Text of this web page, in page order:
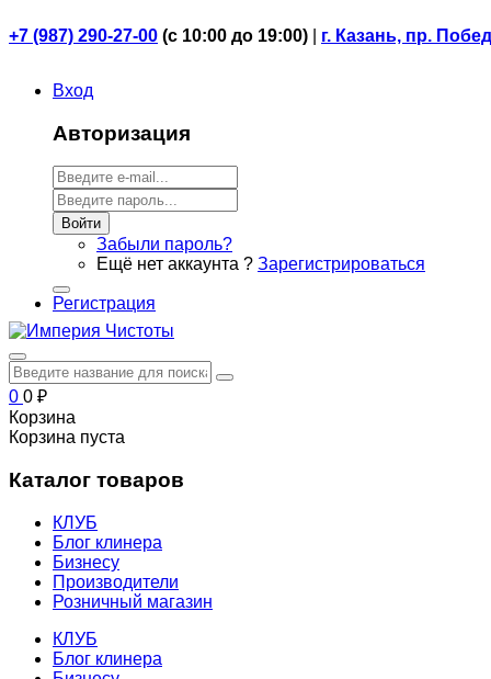
+7 (987) 290-27-00 (с 10:00 до 19:00) г. Казань, пр.
Вход
Авторизация
Войти
Забыли пароль?
Ещё нет аккаунта ? Зарегистрироваться
Регистрация
0 0 ₽
Корзина
Корзина пуста
Каталог товаров
КЛУБ
Блог клинера
Бизнесу
Производители
Розничный магазин
КЛУБ
Блог клинера